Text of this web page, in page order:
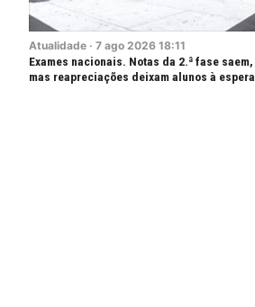
Atualidade · 7 ago 2026 18:11
Exames nacionais. Notas da 2.ª fase saem,
mas reapreciações deixam alunos à espera